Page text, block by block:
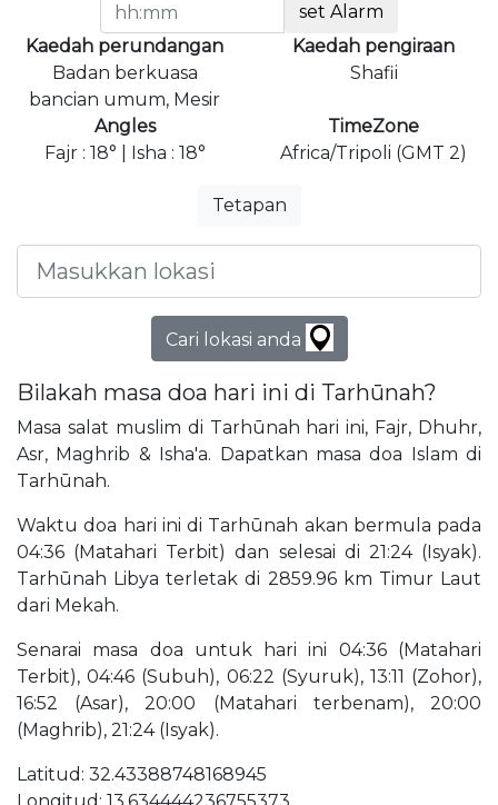
set Alarm
Kaedah perundangan
Badan berkuasa
bancian umum, Mesir
Kaedah pengiraan
Shafii
Angles
Fajr : 18° | Isha : 18°
TimeZone
Africa/Tripoli (GMT 2)
Tetapan
Cari lokasi anda
Bilakah masa doa hari ini di Tarhūnah?
Masa salat muslim di Tarhūnah hari ini, Fajr, Dhuhr,
Asr, Maghrib & Isha'a. Dapatkan masa doa Islam di
Tarhūnah.
Waktu doa hari ini di Tarhūnah akan bermula pada
04:36 (Matahari Terbit) dan selesai di 21:24 (Isyak).
Tarhūnah Libya terletak di 2859.96 km Timur Laut
dari Mekah.
Senarai masa doa untuk hari ini 04:36 (Matahari
Terbit), 04:46 (Subuh), 06:22 (Syuruk), 13:11 (Zohor),
16:52 (Asar), 20:00 (Matahari terbenam), 20:00
(Maghrib), 21:24 (Isyak).
Latitud: 32.43388748168945